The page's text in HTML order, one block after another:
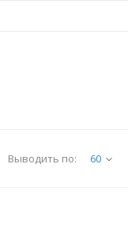
Выводить по: 60